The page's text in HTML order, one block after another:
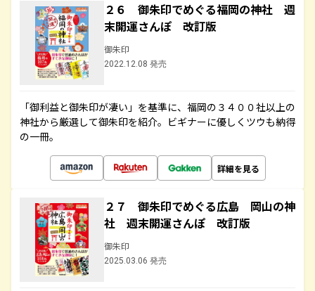
２６ 御朱印でめぐる福岡の神社 週
末開運さんぽ 改訂版
御朱印
2022.12.08 発売
「御利益と御朱印が凄い」を基準に、福岡の３４００社以上の
神社から厳選して御朱印を紹介。ビギナーに優しくツウも納得
の一冊。
詳細を見る
２７ 御朱印でめぐる広島 岡山の神
社 週末開運さんぽ 改訂版
御朱印
2025.03.06 発売